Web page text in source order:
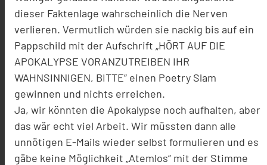
dieser Faktenlage wahrscheinlich die Nerven
verlieren. Vermutlich würden sie nackig bis auf ein
Pappschild mit der Aufschrift „HÖRT AUF DIE
APOKALYPSE VORANZUTREIBEN IHR
WAHNSINNIGEN, BITTE“ einen Poetry Slam
gewinnen und nichts erreichen.
Ja, wir könnten die Apokalypse noch aufhalten, aber
das wär echt viel Arbeit. Wir müssten dann alle
unnötigen E-Mails wieder selbst formulieren und es
gäbe keine Möglichkeit „Atemlos“ mit der Stimme